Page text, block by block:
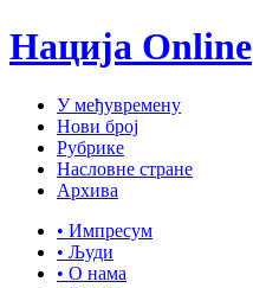
Нација Online
У међувремену
Нови број
Рубрике
Насловне стране
Архива
• Импресум
• Људи
• О нама